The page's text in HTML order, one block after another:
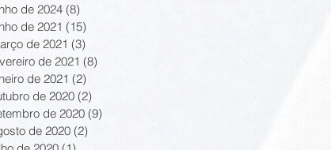
de 2024 (8)
de 2021 (15)
de 2021 (3)
de 2021 (8)
de 2021 (2)
de 2020 (2)
de 2020 (9)
de 2020 (2)